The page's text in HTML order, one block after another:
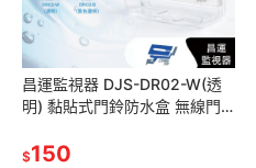
昌運監視器 DJS-DR02-W(透
明) 黏貼式門鈴防水盒 無線門
於DJS-DR95
$150